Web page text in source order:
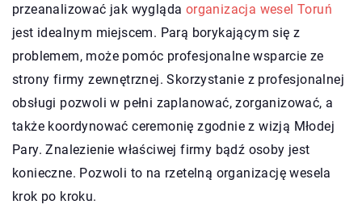
przeanalizować jak wygląda organizacja wesel Toruń
jest idealnym miejscem. Parą borykającym się z
problemem, może pomóc profesjonalne wsparcie ze
strony firmy zewnętrznej. Skorzystanie z profesjonalnej
obsługi pozwoli w pełni zaplanować, zorganizować, a
także koordynować ceremonię zgodnie z wizją Młodej
Pary. Znalezienie właściwej firmy bądź osoby jest
konieczne. Pozwoli to na rzetelną organizację wesela
krok po kroku.